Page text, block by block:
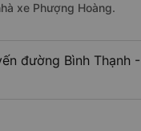
xe Phượng Hoàng.
đường Bình Thạnh